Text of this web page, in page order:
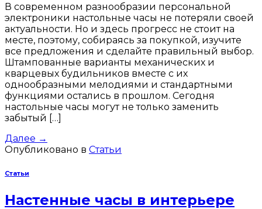
В современном разнообразии персональной
электроники настольные часы не потеряли своей
актуальности. Но и здесь прогресс не стоит на
месте, поэтому, собираясь за покупкой, изучите
все предложения и сделайте правильный выбор.
Штампованные варианты механических и
кварцевых будильников вместе с их
однообразными мелодиями и стандартными
функциями остались в прошлом. Сегодня
настольные часы могут не только заменить
забытый […]
Далее →
Опубликовано в Статьи
Статьи
Настенные часы в интерьере